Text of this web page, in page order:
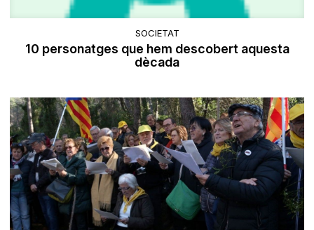
SOCIETAT
10 personatges que hem descobert aquesta
dècada